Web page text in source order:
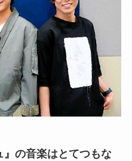
の音楽はとてつもな